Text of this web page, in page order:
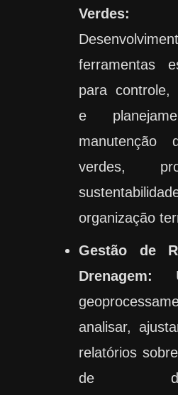
Verdes:
ferramentas
para controle,
e
manutenção
verdes,
organização
Gestão de
Drenagem:
analisar,
relatórios
de